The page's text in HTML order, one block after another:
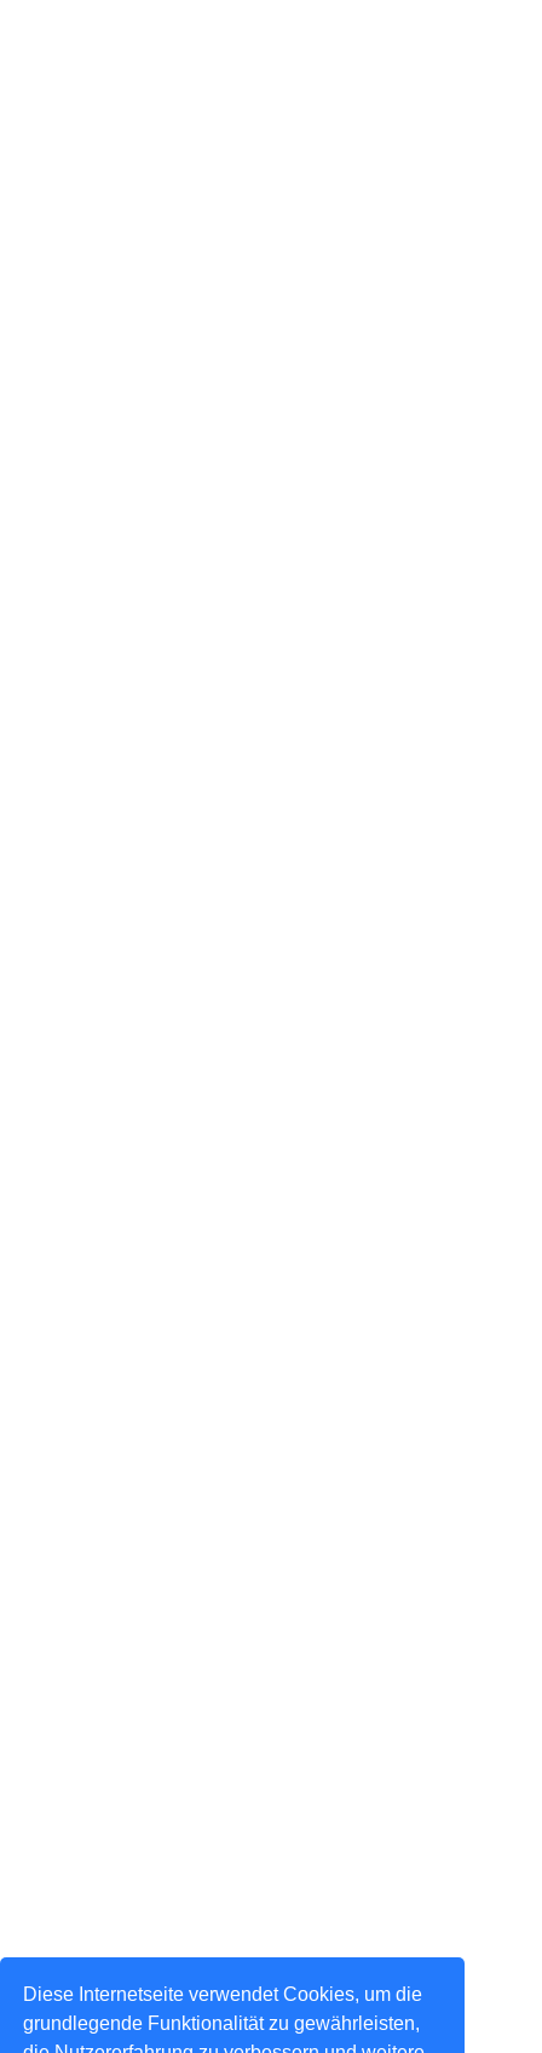
Diese Internetseite verwendet Cookies, um die
grundlegende Funktionalität zu gewährleisten,